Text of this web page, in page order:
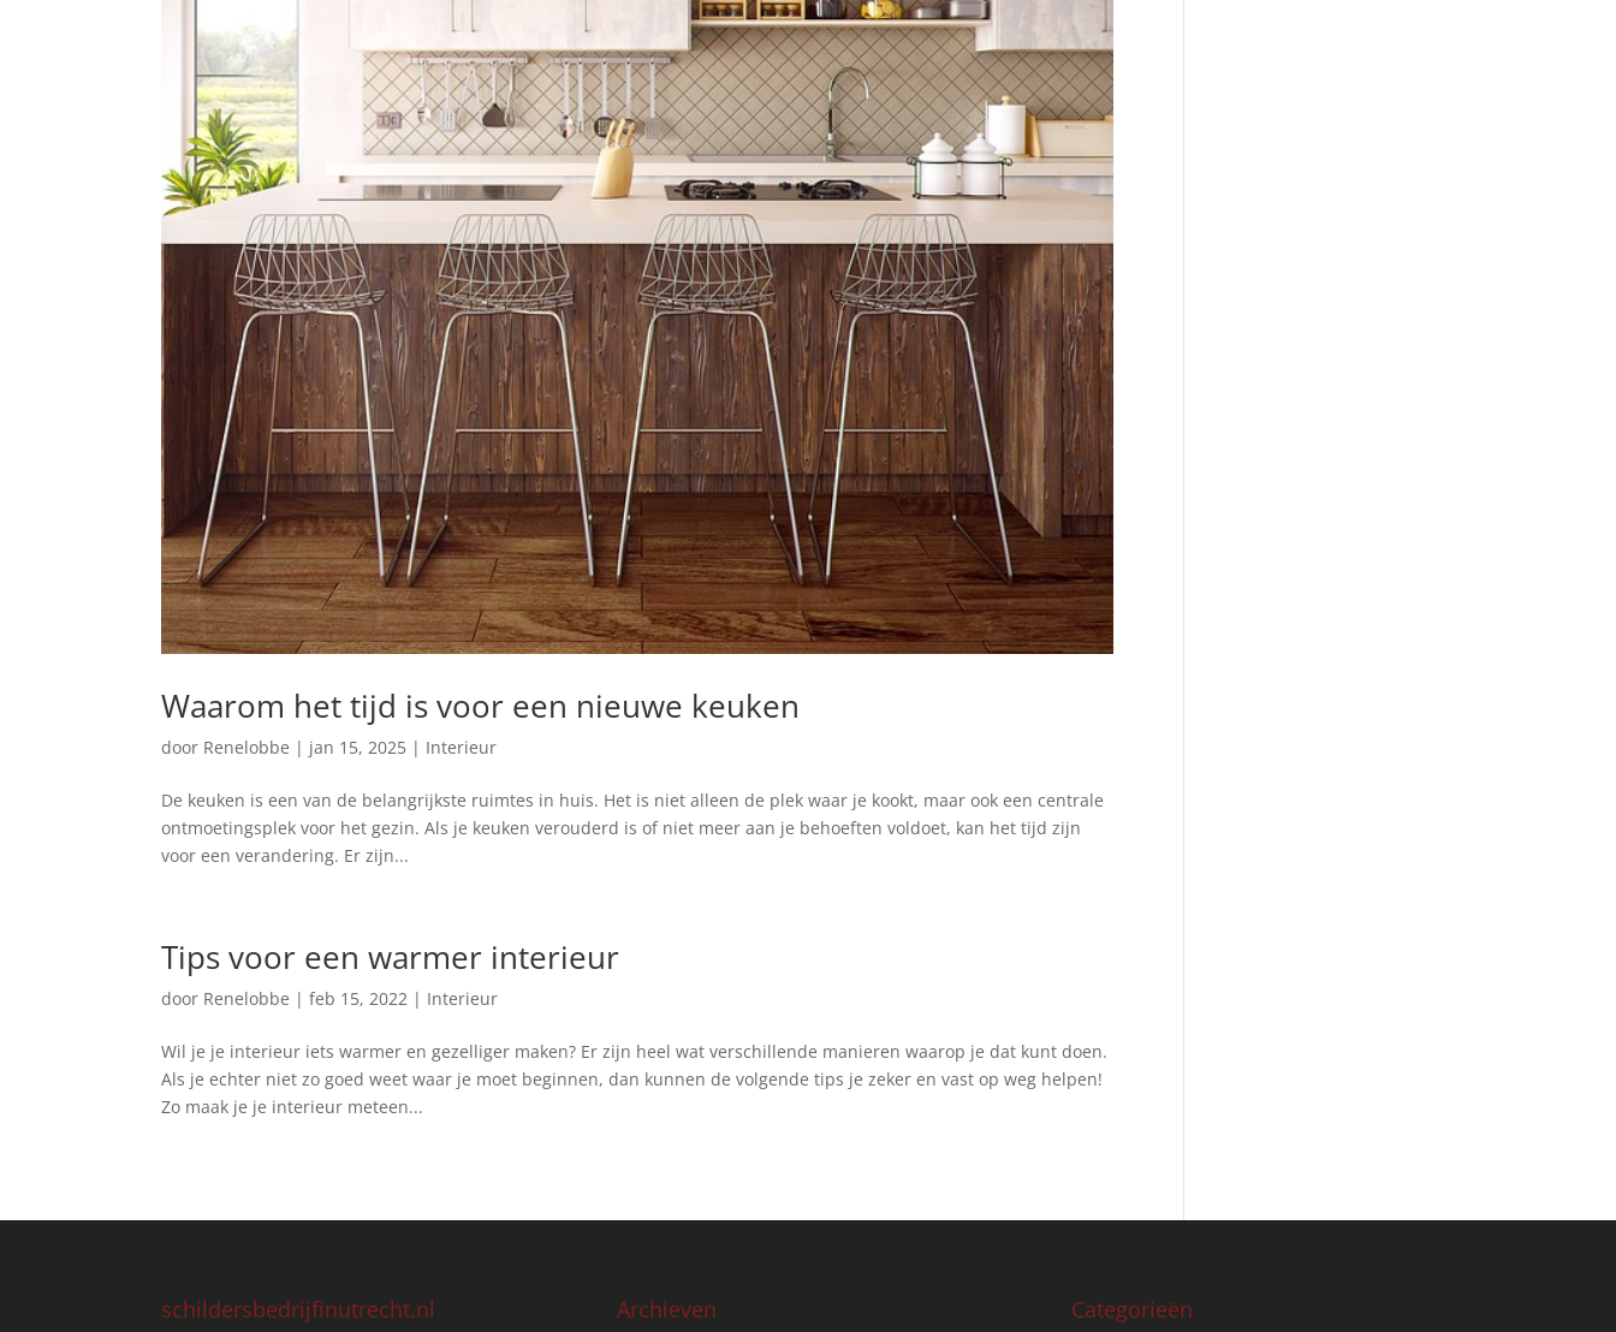
Waarom het tijd is voor een nieuwe keuken
door Renelobbe | jan 15, 2025 | Interieur
De keuken is een van de belangrijkste ruimtes in huis. Het is niet alleen de plek waar je kookt, maar ook een centrale
ontmoetingsplek voor het gezin. Als je keuken verouderd is of niet meer aan je behoeften voldoet, kan het tijd zijn
voor een verandering. Er zijn...
Tips voor een warmer interieur
door Renelobbe |feb 15, 2022 | Interieur
Wil je je interieur iets warmer en gezelliger maken? Er zijn heel wat verschillende manieren waarop je dat kunt doen.
Als je echter niet zo goed weet waar je moet beginnen, dan kunnen de volgende tips je zeker en vast op weg helpen!
Zo maak je je interieur meteen...
schildersbedrijfinutrecht.nl Archieven Categorieën